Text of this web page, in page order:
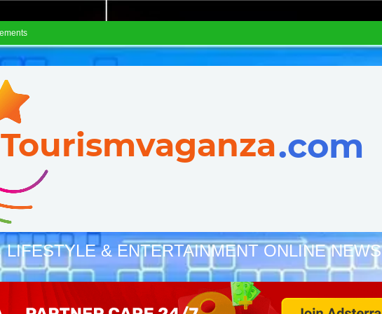
LIFESTYLE & ENTERTAINMENT ONLINE NEWS